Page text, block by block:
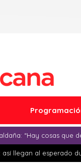
“Hay cosas que
así llegan al esperado